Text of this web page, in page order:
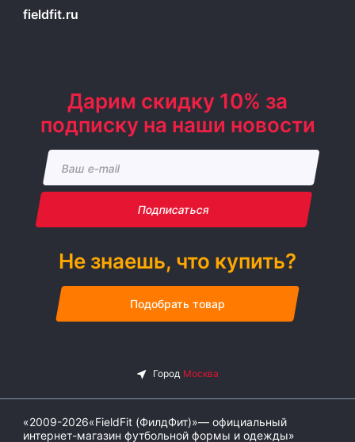
fieldfit.ru
Дарим скидку 10% за
подписку на наши новости
Подписаться
Не знаешь, что купить?
Подобрать товар
«2009-2026«FieldFit (ФилдФит)»— официальный
интернет-магазин футбольной формы и одежды»